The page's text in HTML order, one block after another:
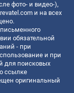
фото- и видео-),
и на всех
обязательной
- при
и при
для поисковых
ссылке
оригинальный